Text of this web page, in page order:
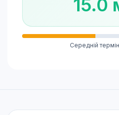
15.0
Середній